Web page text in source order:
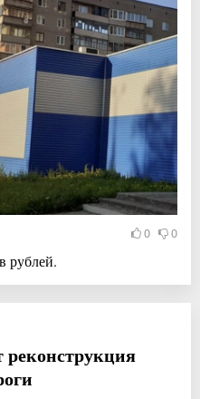
0 0
рублей.
реконструкция